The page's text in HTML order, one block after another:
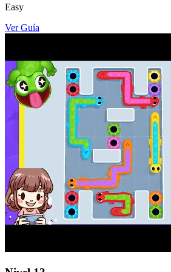
Easy
Ver Guía